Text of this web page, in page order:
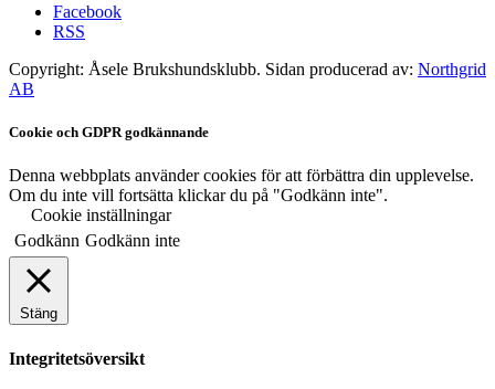
Facebook
RSS
Copyright: Åsele Brukshundsklubb. Sidan producerad av: Northgrid
AB
Cookie och GDPR godkännande
Denna webbplats använder cookies för att förbättra din upplevelse.
Om du inte vill fortsätta klickar du på "Godkänn inte".
Cookie inställningar
Godkänn Godkänn inte
Stäng
Integritetsöversikt